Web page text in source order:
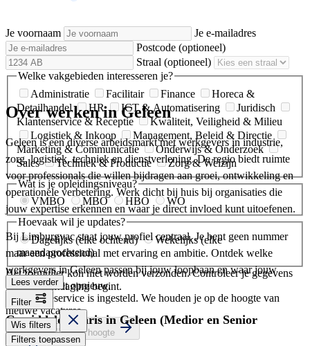
Je voornaam
Je e-mailadres
Postcode (optioneel)
Straal (optioneel)
Welke vakgebieden interesseren je?
Administratie
Facilitair Finance
Horeca &
Detailhandel
HR ICT & Automatisering
Juridisch
Klantenservice & Receptie
Kwaliteit, Veiligheid & Milieu
Logistiek & Inkoop
Management, Beleid & Directie
Marketing & Communicatie
Onderwijs & Onderzoek
Sales
Techniek & Productie
Zorg & Welzijn
Wat is je opleidingsniveau?
VMBO
MBO HBO
WO
Hoevaak wil je updates?
Dagelijks (elke ochtend)
Wekelijks (elke
maandagochtend)
Het formulier kon niet worden verzonden. Controleer je gegevens
en probeer het opnieuw.
Je vacatureservice is ingesteld. We houden je op de hoogte van
nieuwe vacatures.
Ja, houd mij op de hoogte
Over werken in Geleen
Geleen is een diverse arbeidsmarkt met werkgevers in industrie,
zorg, logistiek, techniek en dienstverlening. De regio biedt ruimte
voor professionals die willen bijdragen aan groei, ontwikkeling en
operationele verbetering. Werk dicht bij huis bij organisaties die
jouw expertise erkennen en waar je direct invloed kunt uitoefenen.
Bij Limburgvac staat jouw profiel centraal. Je bent geen nummer
maar een professional met ervaring en ambitie. Ontdek welke
werkgevers in Geleen passen bij jouw loopbaan en waar jouw
volgende uitdaging begint.
Gemiddeld salaris in Geleen (Medior en Senior
professionals)
Lees verder
Filter
Wis filters
Filters toepassen